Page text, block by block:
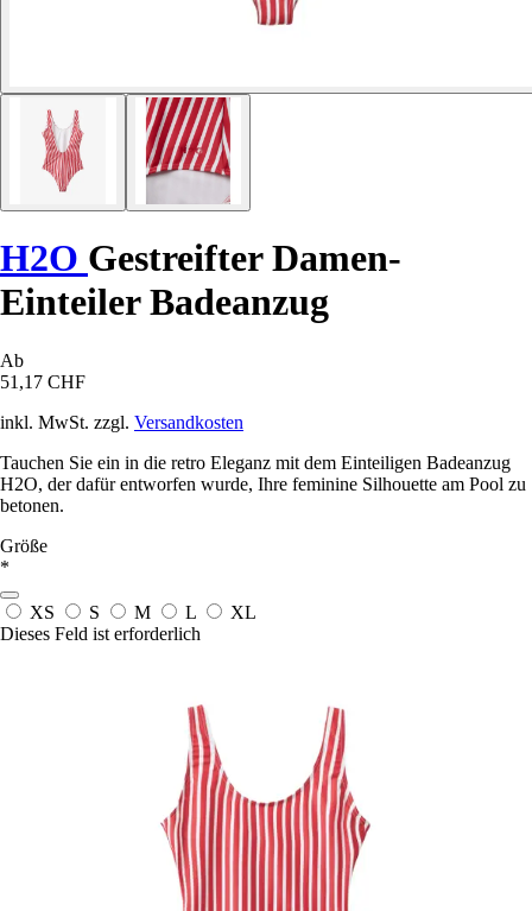
H2O Gestreifter Damen-
Einteiler Badeanzug
Ab
51,17 CHF
inkl. MwSt. zzgl. Versandkosten
Tauchen Sie ein in die retro Eleganz mit dem Einteiligen Badeanzug
H2O, der dafür entworfen wurde, Ihre feminine Silhouette am Pool zu
betonen.
Größe
*
XS S M L
XL
Dieses Feld ist erforderlich